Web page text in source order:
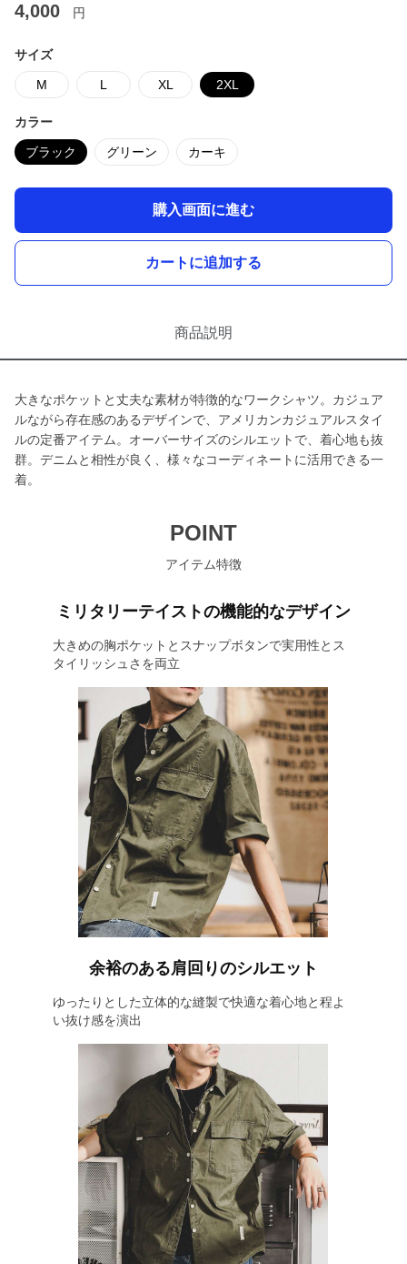
4,000 円
サイズ
M L XL 2XL
カラー
ブラック グリーン カーキ
購入画面に進む
カートに追加する
商品説明
大きなポケットと丈夫な素材が特徴的なワークシャツ。カジュア
ルながら存在感のあるデザインで、アメリカンカジュアルスタイ
ルの定番アイテム。オーバーサイズのシルエットで、着心地も抜
群。デニムと相性が良く、様々なコーディネートに活用できる一
着。
POINT
アイテム特徴
ミリタリーテイストの機能的なデザイン
大きめの胸ポケットとスナップボタンで実用性とス
タイリッシュさを両立
余裕のある肩回りのシルエット
ゆったりとした立体的な縫製で快適な着心地と程よ
い抜け感を演出